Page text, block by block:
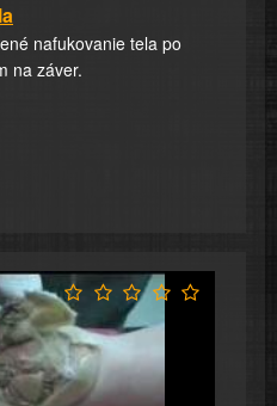
nafukovanie tela po
na záver.